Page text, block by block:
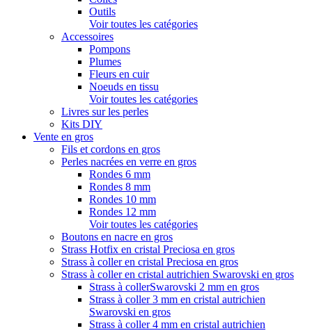
Outils
Voir toutes les catégories
Accessoires
Pompons
Plumes
Fleurs en cuir
Noeuds en tissu
Voir toutes les catégories
Livres sur les perles
Kits DIY
Vente en gros
Fils et cordons en gros
Perles nacrées en verre en gros
Rondes 6 mm
Rondes 8 mm
Rondes 10 mm
Rondes 12 mm
Voir toutes les catégories
Boutons en nacre en gros
Strass Hotfix en cristal Preciosa en gros
Strass à coller en cristal Preciosa en gros
Strass à coller en cristal autrichien Swarovski en gros
Strass à collerSwarovski 2 mm en gros
Strass à coller 3 mm en cristal autrichien
Swarovski en gros
Strass à coller 4 mm en cristal autrichien